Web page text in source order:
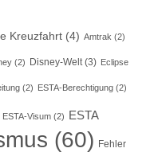
Kreuzfahrt (4) Amtrak (2)
(2) Disney-Welt(3) Eclipse
(2) ESTA-Berechtigung (2)
ESTA-Visum (2) ESTA
(60) Fehler